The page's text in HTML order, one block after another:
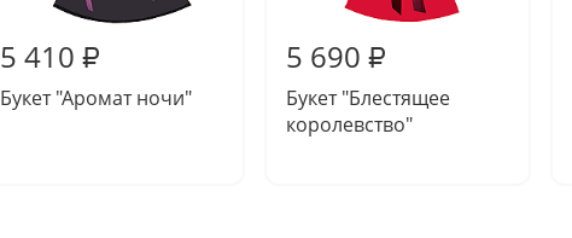
5 410 ₽
Букет "Аромат ночи"
5 690 ₽
Букет "Блестящее
королевство"